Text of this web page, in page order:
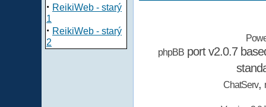
· ReikiWeb - starý
1
· ReikiWeb - starý
2
phpBBport v2.0.7
ChatServ,